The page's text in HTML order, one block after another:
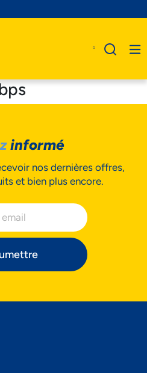
informé
nos dernières offres,
et bien plus encore.